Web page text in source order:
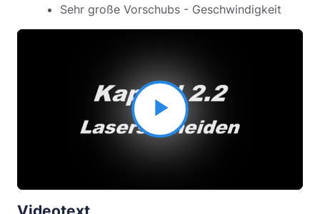
Sehr große Vorschubs - Geschwindigkeit
Video
abspielen